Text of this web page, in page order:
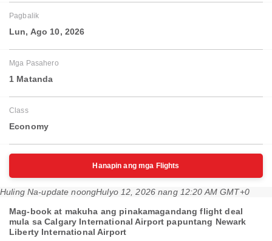
Pagbalik
Lun, Ago 10, 2026
Mga Pasahero
1 Matanda
Class
Economy
Hanapin ang mga Flights
Huling Na-update noongHulyo 12, 2026 nang 12:20 AM GMT+0
Mag-book at makuha ang pinakamagandang flight deal
mula sa Calgary International Airport papuntang Newark
Liberty International Airport